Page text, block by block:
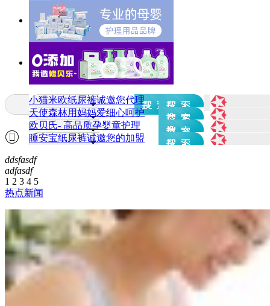
小猫米欧纸尿裤诚邀您代理
天使森林用妈妈爱细心呵护
欧贝氏- 高品质孕婴童护理
睡安宝纸尿裤诚邀您的加盟
ddsfasdf
adfasdf
1 2 3 4 5
热点新闻